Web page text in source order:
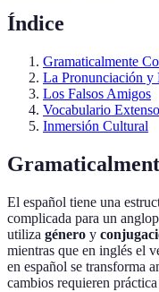
Índice
Gramaticalmente
La Pronunciación y
Los Falsos Amigos
Vocabulario Extenso
Inmersión Cultural
El español tiene una
complicada para un
utiliza género y
mientras que en inglés el
en español se transforma
cambios requieren